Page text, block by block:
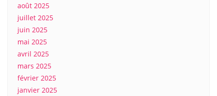
août 2025
juillet 2025
juin 2025
mai 2025
avril 2025
mars 2025
février 2025
janvier 2025